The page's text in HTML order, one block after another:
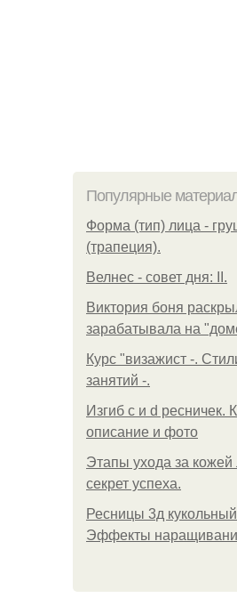
Популярные
Форма (тип) лица -
(трапеция).
Велнес - совет дня: II.
Виктория боня
зарабатывала на
Курс "визажист -.
занятий -.
Изгиб c и d ресничек.
описание и фото
Этапы ухода за кожей
секрет успеха.
Ресницы 3д
Эффекты